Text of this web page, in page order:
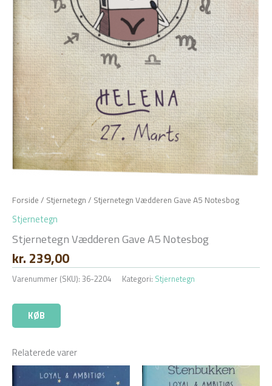
Forside / Stjernetegn / Stjernetegn Vædderen Gave A5 Notesbog
Stjernetegn
Stjernetegn Vædderen Gave A5 Notesbog
kr. 239,00
Varenummer (SKU): 36-2204 Kategori: Stjernetegn
KØB
Relaterede varer